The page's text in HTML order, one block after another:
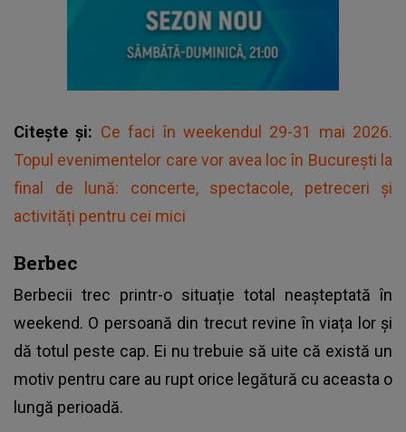
Citește și: Ce faci în weekendul 29-31 mai 2026.
Topul evenimentelor care vor avea loc în București la
final de lună: concerte, spectacole, petreceri și
activități pentru cei mici
Berbec
Berbecii trec printr-o situație total neașteptată în
weekend. O persoană din trecut revine în viața lor și
dă totul peste cap. Ei nu trebuie să uite că există un
motiv pentru care au rupt orice legătură cu aceasta o
lungă perioadă.